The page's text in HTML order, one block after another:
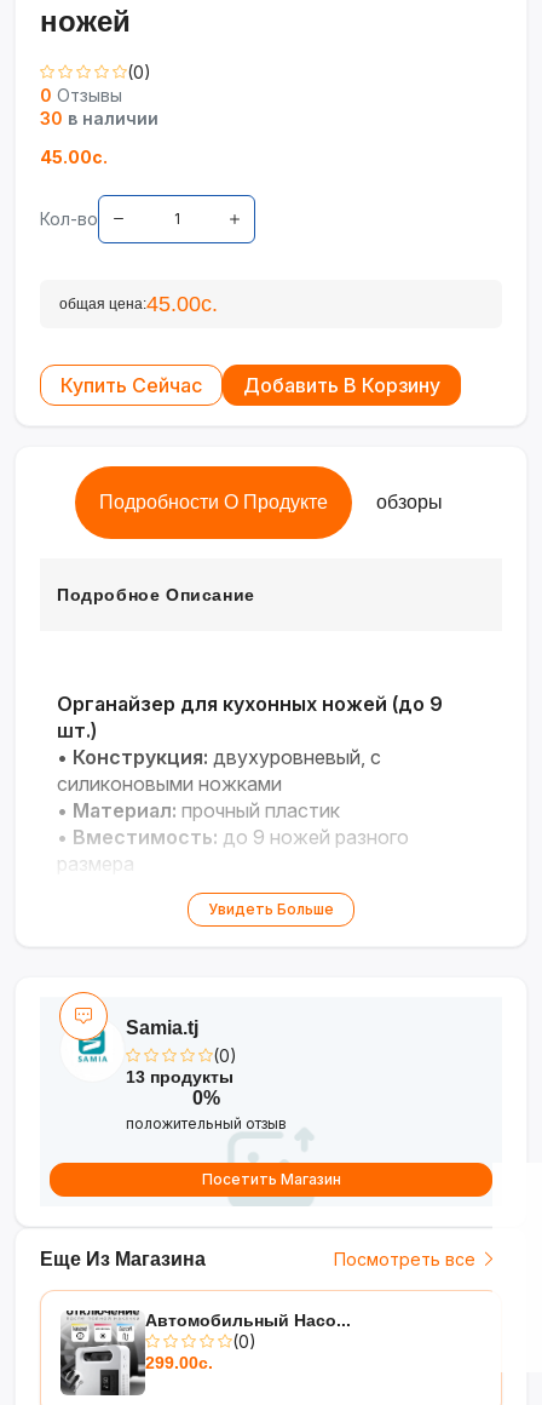
ножей
(0)
0 Отзывы
30 в наличии
45.00с.
Кол-во
общая цена:45.00с.
Купить Сейчас Добавить В Корзину
Подробности О Продукте обзоры
Подробное Описание
Органайзер для кухонных ножей (до 9
шт.)
• Конструкция: двухуровневый, с
силиконовыми ножками
• Материал: прочный пластик
• Вместимость: до 9 ножей разного
размера
Размещение:в ящике или на полке
Увидеть Больше
Еще Из Магазина Посмотреть все
Автомобильный Насо...
(0)
299.00с.
Samia.tj
(0)
13 продукты
0%
положительный отзыв
Посетить Магазин